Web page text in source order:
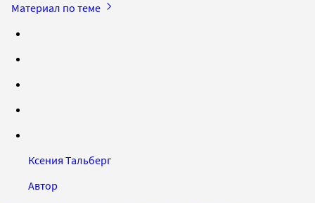
Материал по теме
Ксения Тальберг
Автор